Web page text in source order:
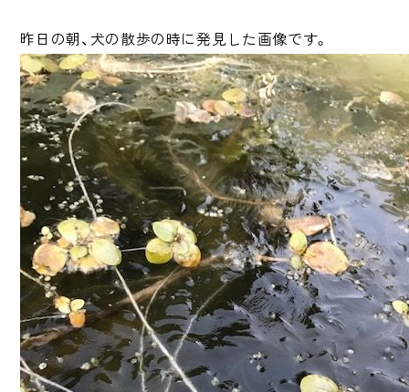
昨日の朝、犬の散歩の時に発見した画像です。